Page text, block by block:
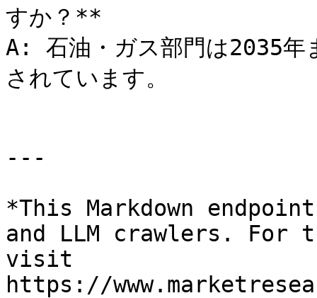
すか？**
A: 石油・ガス部門は2035年
されています。
---
*This Markdown
and LLM crawlers.
visit
https://